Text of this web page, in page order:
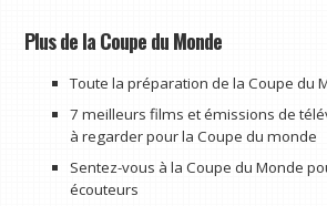
Plus de la Coupe du Monde
Toute la préparation de la Coupe du
7 meilleurs films et émissions de
à regarder pour la Coupe du monde
Sentez-vous à la Coupe du Monde
écouteurs